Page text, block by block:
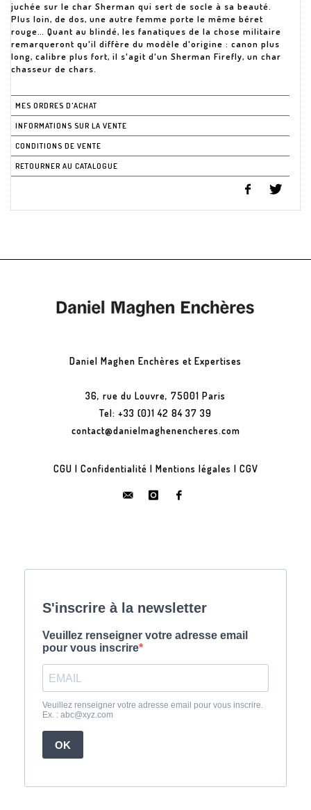
juchée sur le char Sherman qui sert de socle à sa beauté.
Plus loin, de dos, une autre femme porte le même béret
rouge… Quant au blindé, les fanatiques de la chose militaire
remarqueront qu'il diffère du modèle d'origine : canon plus
long, calibre plus fort, il s'agit d'un Sherman Firefly, un char
chasseur de chars.
MES ORDRES D'ACHAT
INFORMATIONS SUR LA VENTE
CONDITIONS DE VENTE
RETOURNER AU CATALOGUE
Daniel Maghen Enchères et Expertises
36, rue du Louvre, 75001 Paris
Tel: +33 (0)1 42 84 37 39
contact@danielmaghenencheres.com
CGU | Confidentialité | Mentions légales | CGV